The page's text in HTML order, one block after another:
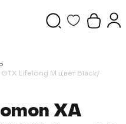
Lifelong M цвет Black/
XA